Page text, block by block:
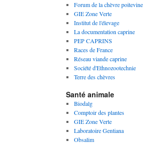
Forum de la chèvre poitevine
GIE Zone Verte
Institut de l'élevage
La documentation caprine
PEP CAPRINS
Races de France
Réseau viande caprine
Société d'Ethnozootechnie
Terre des chèvres
Santé animale
Biodalg
Comptoir des plantes
GIE Zone Verte
Laboratoire Gentiana
Obsalim